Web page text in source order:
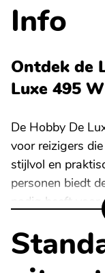
Info
Ontdek de
Luxe 495
De Hobby De
voor reizigers
stijlvol en
personen biedt
nodig heeft voor
Specificaties